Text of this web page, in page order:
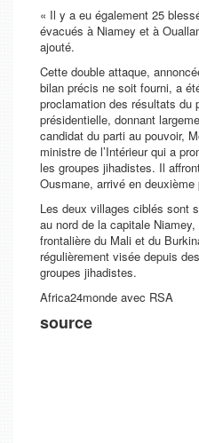
« Il y a eu également 25
évacués à Niamey et à
ajouté.
Cette double attaque,
bilan précis ne soit fourni, a
proclamation des résultats du
présidentielle, donnant
candidat du parti au pouvoir,
ministre de l’Intérieur qui a
les groupes jihadistes. Il
Ousmane, arrivé en
Les deux villages ciblés sont
au nord de la capitale
frontalière du Mali et du
régulièrement visée depuis
groupes jihadistes.
Africa24monde avec RSA
source